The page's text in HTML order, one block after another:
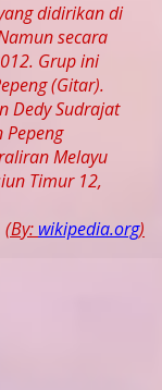
didirikan di
secara
Grup ini
(Gitar).
Dedy Sudrajat
Melayu
Timur 12,
(By: wikipedia.org)